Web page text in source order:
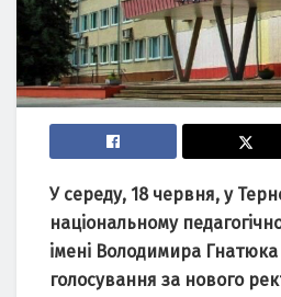
У середу, 18 червня, у
нацiональному
iменi Володимира Гнатюка
голосування за нового